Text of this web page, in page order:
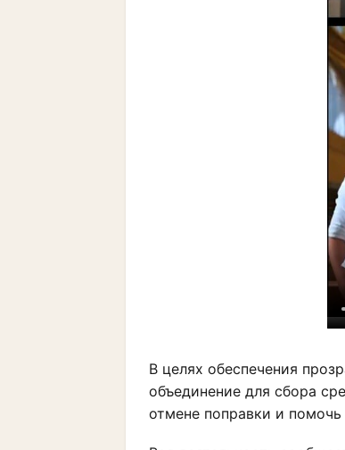
В целях обеспечения
объединение для сбора
отмене поправки и